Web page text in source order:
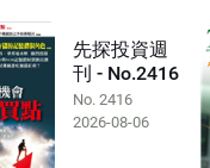
先探投資週
刊 - No.2416
No. 2416
2026-08-06